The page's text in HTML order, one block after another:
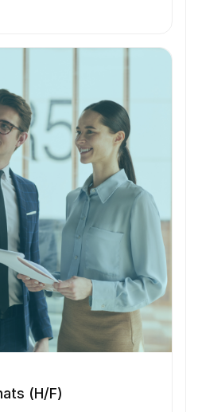
nom
e-mail
de téléphone
Oxygène Intérim/ BTT
CV
(H/F)